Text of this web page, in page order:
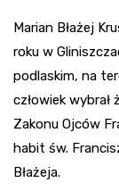
Marian Błażej
roku w
podlaskim, na
człowiek
Zakonu Ojców
habit św.
Błażeja.